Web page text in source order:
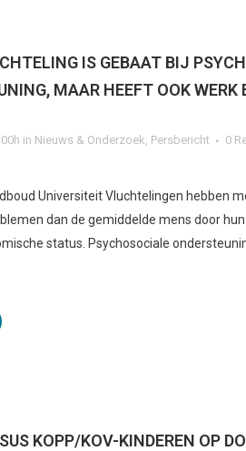
IS GEBAAT BIJ
MAAR HEEFT OOK WERK
in Nieuws & Onderzoek, Persbericht 0
Universiteit Vluchtelingen hebben
dan de gemiddelde mens door
status. Psychosociale
KOPP/KOV-KINDEREN OP